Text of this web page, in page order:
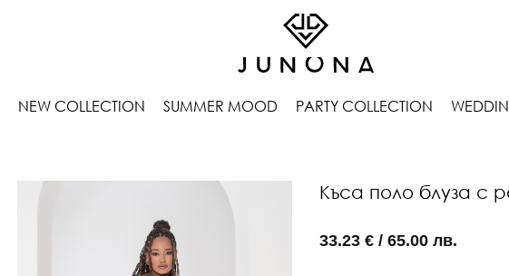
NEW COLLECTION SUMMER MOOD PARTY COLLECTION
Къса поло блуза с
33.23 € / 65.00 лв.